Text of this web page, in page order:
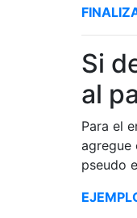
Si
al
Para el
agregue
pseudo